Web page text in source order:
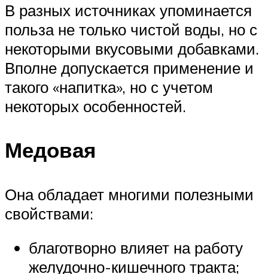
В разных источниках упоминается
польза не только чистой воды, но с
некоторыми вкусовыми добавками.
Вполне допускается применение и
такого «напитка», но с учетом
некоторых особенностей.
Медовая
Она обладает многими полезными
свойствами:
благотворно влияет на работу
желудочно-кишечного тракта;